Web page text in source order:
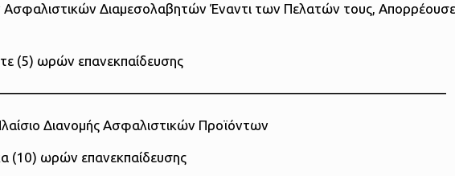
Ασφαλιστικών Διαμεσολαβητών Έναντι των Πελατών τους,
(5) ωρών επανεκπαίδευσης
Διανομής Ασφαλιστικών Προϊόντων
(10) ωρών επανεκπαίδευσης